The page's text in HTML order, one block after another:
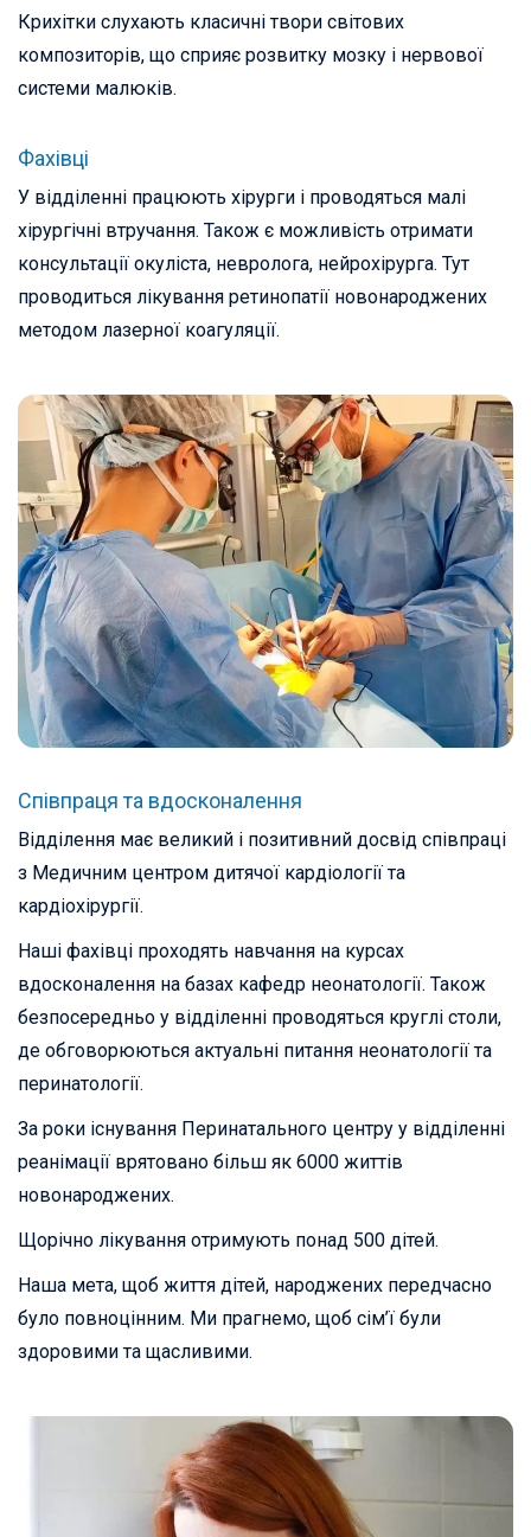
Крихітки слухають класичні твори світових
композиторів, що сприяє розвитку мозку і нервової
системи малюків.
Фахівці
У відділенні працюють хірурги і проводяться малі
хірургічні втручання. Також є можливість отримати
консультації окуліста, невролога, нейрохірурга. Тут
проводиться лікування ретинопатії новонароджених
методом лазерної коагуляції.
Співпраця та вдосконалення
Відділення має великий і позитивний досвід співпраці
з Медичним центром дитячої кардіології та
кардіохірургії.
Наші фахівці проходять навчання на курсах
вдосконалення на базах кафедр неонатології. Також
безпосередньо у відділенні проводяться круглі столи,
де обговорюються актуальні питання неонатології та
перинатології.
За роки існування Перинатального центру у відділенні
реанімації врятовано більш як 6000 життів
новонароджених.
Щорічно лікування отримують понад 500 дітей.
Наша мета, щоб життя дітей, народжених передчасно
було повноцінним. Ми прагнемо, щоб сім’ї були
здоровими та щасливими.